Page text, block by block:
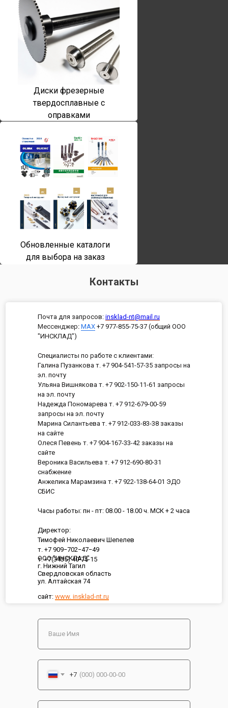
Диски фрезерные
твердосплавные с
оправками
Обновленные каталоги
для выбора на заказ
Контакты
ООО "ИНСКЛАД"
г. Нижний Тагил
Свердловская область
ул. Алтайская 74
сайт: www. insklad-nt.ru
Почта для запросов: insklad-nt@mail.ru
Мессенджер: MAX +7 977-855-75-37 (общий ООО
"ИНСКЛАД")
Специалисты по работе с клиентами:
Галина Пузанкова т. +7 904-541-57-35 запросы на
эл. почту
Ульяна Вишнякова т. +7 902-150-11-61 запросы
на эл. почту
Надежда Пономарева т. +7 912-679-00-59
запросы на эл. почту
Марина Силантьева т. +7 912-033-83-38 заказы
на сайте
Олеся Певень т. +7 904-167-33-42 заказы на
сайте
Вероника Васильева т. +7 912-690-80-31
снабжение
Анжелика Марамзина т. +7 922-138-64-01 ЭДО
СБИС
Часы работы: пн - пт: 08.00 - 18.00 ч. МСК + 2 часа
Директор:
Тимофей Николаевич Шепелев
т. +7 909−702−47−49
т. +7(3435) 40-75-15
+7